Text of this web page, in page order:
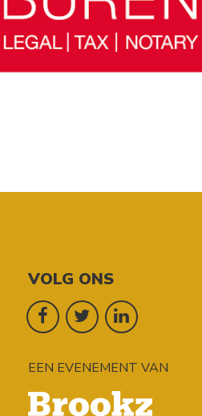
VOLG ONS
EEN EVENEMENT VAN